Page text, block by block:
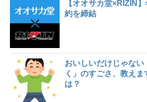
【オオサカ堂×RIZIN
約を締結
おいしいだけじゃない
く」のすごさ、教え
は？